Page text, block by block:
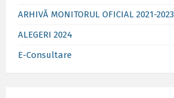
ARHIVĂ MONITORUL OFICIAL 2021-2023
ALEGERI 2024
E-Consultare